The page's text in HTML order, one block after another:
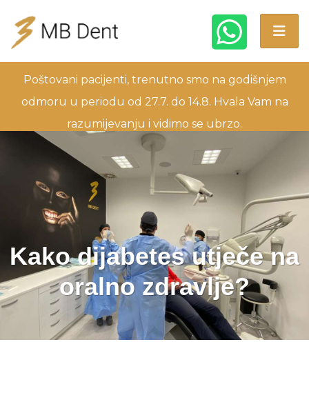
Poštovani pacijenti, trenutno smo na godišnjem
odmoru u periodu od 27.7. do 14.8. Hvala Vam na
razumijevanju i vidimo se ubrzo.
Kako dijabetes utječe na
oralno zdravlje?